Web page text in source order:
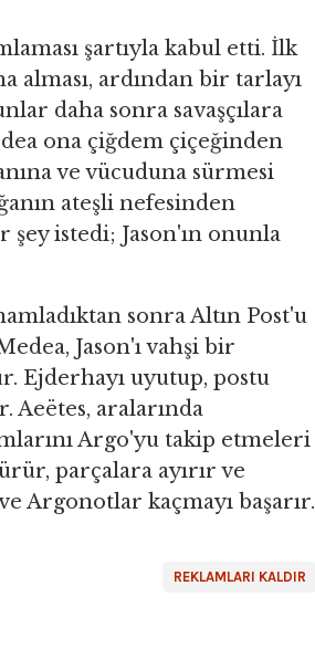
şartıyla kabul etti. İlk
alması, ardından bir tarlayı
daha sonra savaşçılara
ona çiğdem çiçeğinden
ve vücuduna sürmesi
ateşli nefesinden
şey istedi; Jason'ın onunla
sonra Altın Post'u
Jason'ı vahşi bir
Ejderhayı uyutup, postu
Aeëtes, aralarında
Argo'yu takip etmeleri
parçalara ayırır ve
Argonotlar kaçmayı başarır.
REKLAMLARI KALDIR